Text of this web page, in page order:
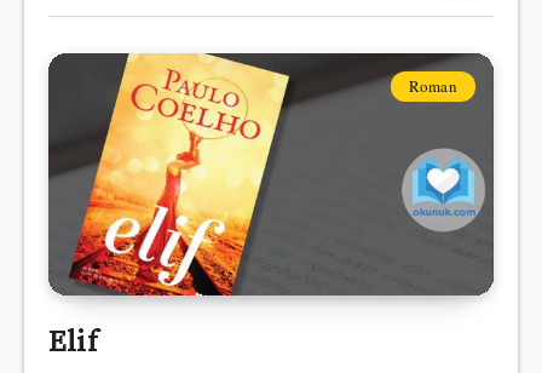
Roman
Elif